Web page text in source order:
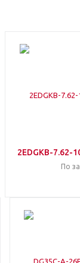
2EDGKB-7.62-
По